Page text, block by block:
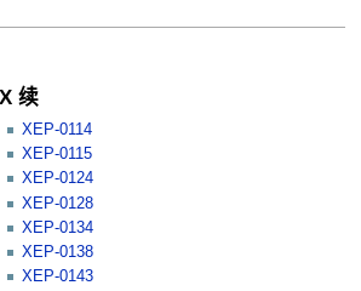
X 续
XEP-0114
XEP-0115
XEP-0124
XEP-0128
XEP-0134
XEP-0138
XEP-0143